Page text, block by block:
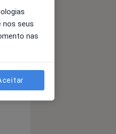
11 Ago
nos seus
nas